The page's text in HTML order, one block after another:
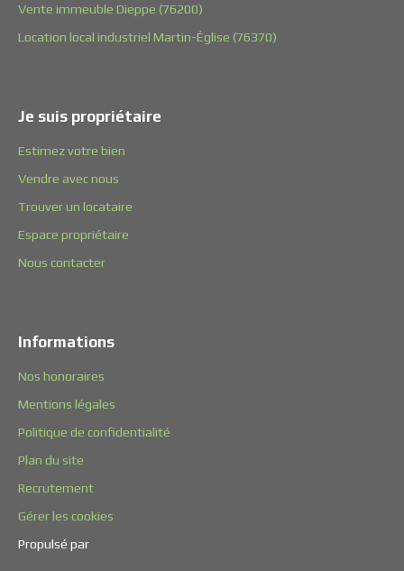
Vente immeuble Dieppe (76200)
Location local industriel Martin-Église (76370)
Je suis propriétaire
Estimez votre bien
Vendre avec nous
Trouver un locataire
Espace propriétaire
Nous contacter
Informations
Nos honoraires
Mentions légales
Politique de confidentialité
Plan du site
Recrutement
Gérer les cookies
Propulsé par